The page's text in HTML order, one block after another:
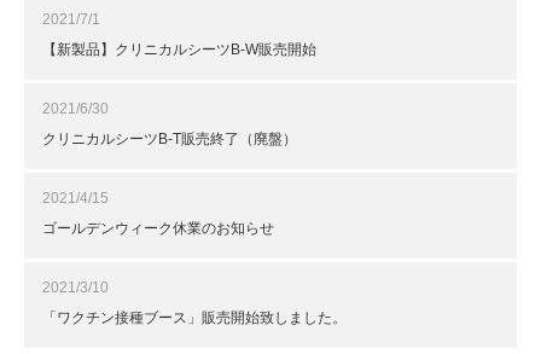
2021/7/1
【新製品】クリニカルシーツB-W販売開始
2021/6/30
クリニカルシーツB-T販売終了（廃盤）
2021/4/15
ゴールデンウィーク休業のお知らせ
2021/3/10
「ワクチン接種ブース」販売開始致しました。